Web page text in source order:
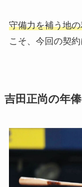
守備力を補う地
こそ、今回の契
吉田正尚の年